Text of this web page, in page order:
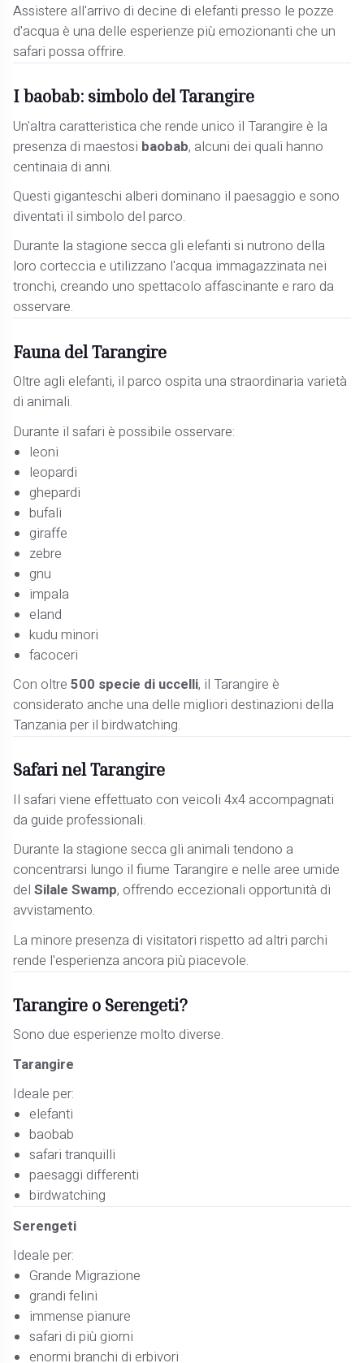
Assistere all'arrivo di decine di elefanti presso le pozze
d'acqua è una delle esperienze più emozionanti che un
safari possa offrire.
I baobab: simbolo del Tarangire
Un'altra caratteristica che rende unico il Tarangire è la
presenza di maestosi baobab, alcuni dei quali hanno
centinaia di anni.
Questi giganteschi alberi dominano il paesaggio e sono
diventati il simbolo del parco.
Durante la stagione secca gli elefanti si nutrono della
loro corteccia e utilizzano l'acqua immagazzinata nei
tronchi, creando uno spettacolo affascinante e raro da
osservare.
Fauna del Tarangire
Oltre agli elefanti, il parco ospita una straordinaria varietà
di animali.
Durante il safari è possibile osservare:
leoni
leopardi
ghepardi
bufali
giraffe
zebre
gnu
impala
eland
kudu minori
facoceri
Con oltre500 specie di uccelli, il Tarangire è
considerato anche una delle migliori destinazioni della
Tanzania per il birdwatching.
Safari nel Tarangire
Il safari viene effettuato con veicoli 4x4 accompagnati
da guide professionali.
Durante la stagione secca gli animali tendono a
concentrarsi lungo il fiume Tarangire e nelle aree umide
delSilale Swamp, offrendo eccezionali opportunità di
avvistamento.
La minore presenza di visitatori rispetto ad altri parchi
rende l'esperienza ancora più piacevole.
Tarangire o Serengeti?
Sono due esperienze molto diverse.
Tarangire
Ideale per:
elefanti
baobab
safari tranquilli
paesaggi differenti
birdwatching
Serengeti
Ideale per:
Grande Migrazione
grandi felini
immense pianure
safari di più giorni
enormi branchi di erbivori